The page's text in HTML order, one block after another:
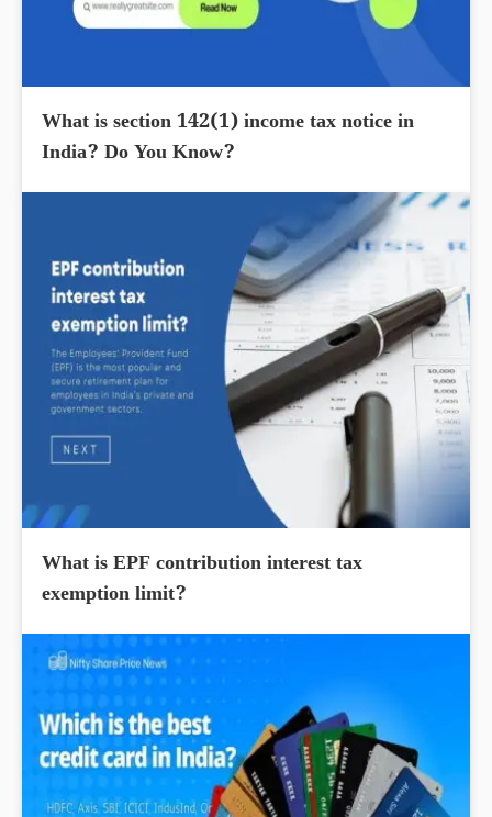
What is section 142(1) income tax notice in
India? Do You Know?
What is EPF contribution interest tax
exemption limit?